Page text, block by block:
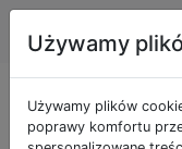
Jaki
Używamy
Używamy plików
poprawy komfortu